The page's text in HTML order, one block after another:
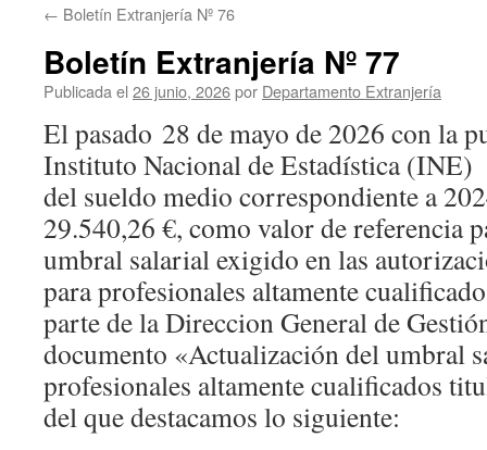
← Boletín Extranjería Nº 76
Boletín Extranjería Nº 77
Publicada el 26 junio, 2026por Departamento Extranjería
El pasado 28 de mayo de 2026 con la
Instituto Nacional de Estadística (INE)
del sueldo medio correspondiente a
29.540,26 €, como valor de referencia
umbral salarial exigido en las
para profesionales altamente
parte de la Direccion General de
documento «Actualización del umbral
profesionales altamente cualificados
del que destacamos lo siguiente: